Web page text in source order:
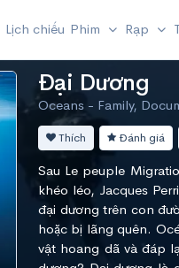
Lịch chiếu Phim Rạp
Đại Dương
Oceans - Family,
Thích Đánh giá
Sau Le peuple
khéo léo, Jacques
đại dương trên con
hoặc bị lãng quên.
vật hoang dã và đáp